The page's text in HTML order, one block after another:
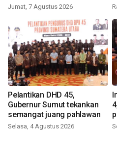
Jumat, 7 Agustus 2026
Pelantikan DHD 45,
Gubernur Sumut tekankan
semangat juang pahlawan
Selasa, 4 Agustus 2026